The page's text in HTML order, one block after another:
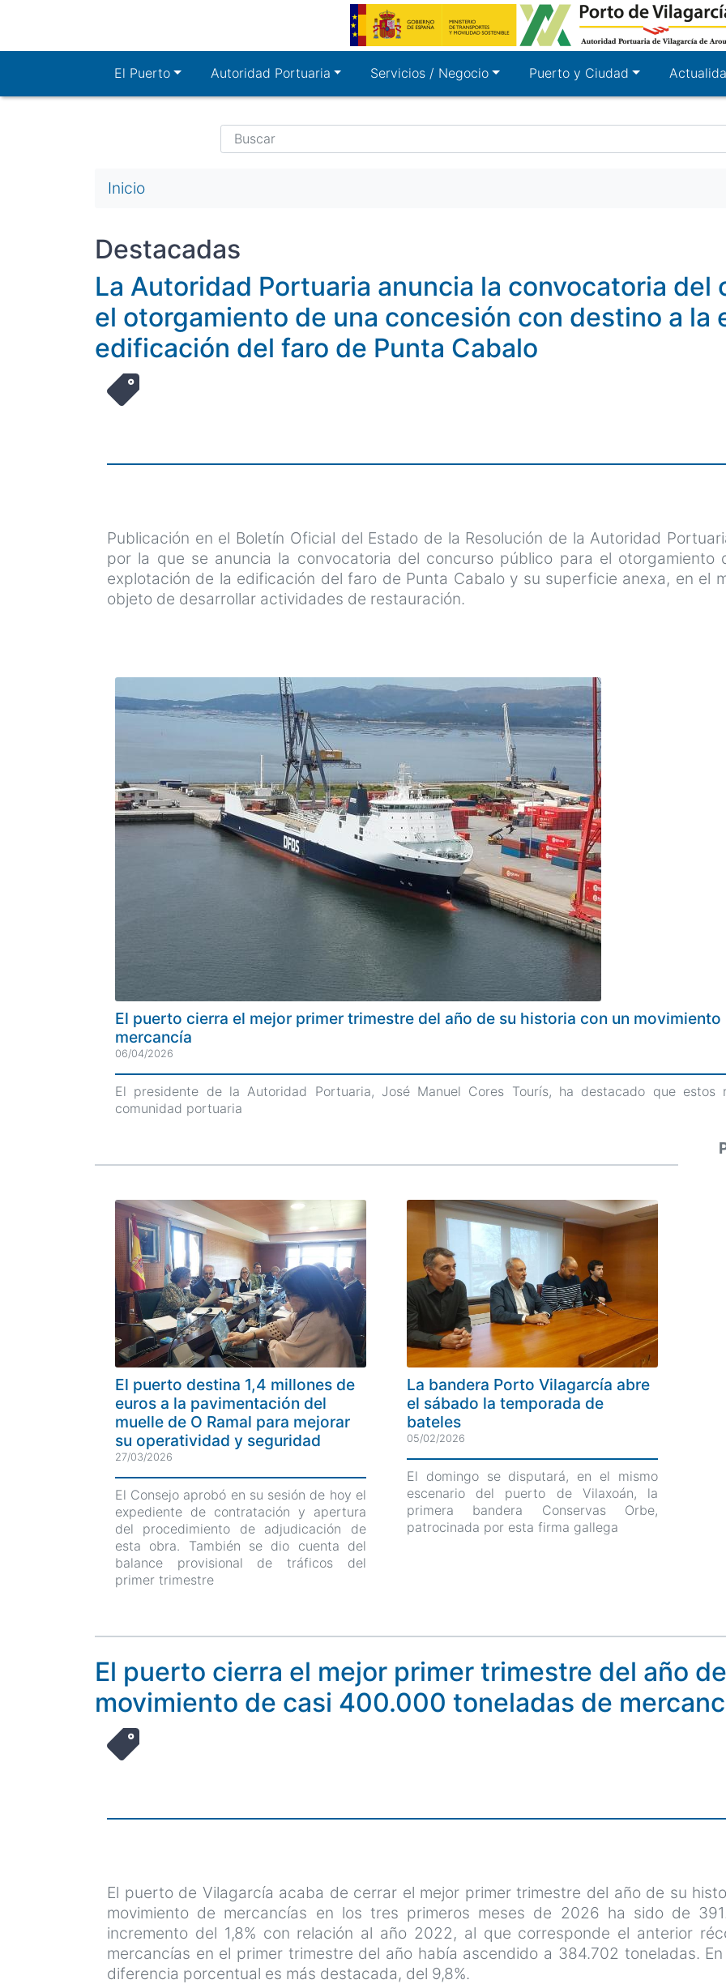
contenido
El Puerto Autoridad Portuaria Servicios / Negocio Puerto y Ciudad
Buscar
Ruta
navegación
Inicio
Destacadas
La Autoridad Portuaria anuncia la convocatoria del
el otorgamiento de una concesión con destino a la
edificación del faro de Punta Cabalo
Publicación en el Boletín Oficial del Estado de la Resolución de la Autoridad
por la que se anuncia la convocatoria del concurso público para el otorgamiento
explotación de la edificación del faro de Punta Cabalo y su superficie anexa, en el
objeto de desarrollar actividades de restauración.
El puerto cierra el mejor primer trimestre del año de su historia con un
mercancía
06/04/2026
El presidente de la Autoridad Portuaria, José Manuel Cores Tourís, ha destacado que
comunidad portuaria
El puerto destina 1,4 millones de
euros a la pavimentación del
muelle de O Ramal para mejorar
su operatividad y seguridad
27/03/2026
El Consejo aprobó en su sesión de hoy el
expediente de contratación y apertura
del procedimiento de adjudicación de
esta obra. También se dio cuenta del
balance provisional de tráficos del
primer trimestre
La bandera Porto Vilagarcía abre
el sábado la temporada de
bateles
05/02/2026
El domingo se disputará, en el mismo
escenario del puerto de Vilaxoán, la
primera bandera Conservas Orbe,
patrocinada por esta firma gallega
El puerto cierra el mejor primer trimestre del año
movimiento de casi 400.000 toneladas de
El puerto de Vilagarcía acaba de cerrar el mejor primer trimestre del año de su
movimiento de mercancías en los tres primeros meses de 2026 ha sido de
incremento del 1,8% con relación al año 2022, al que corresponde el anterior
mercancías en el primer trimestre del año había ascendido a 384.702 toneladas.
diferencia porcentual es más destacada, del 9,8%.